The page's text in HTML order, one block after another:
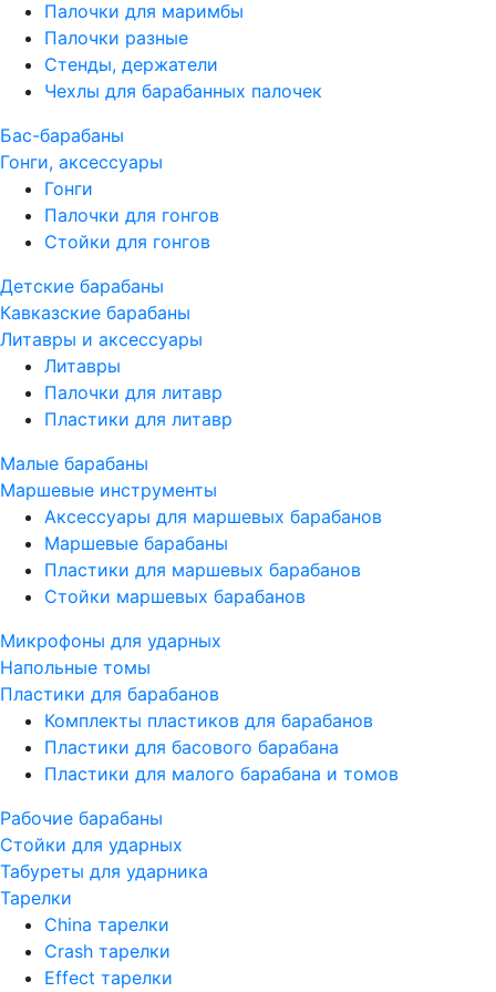
Палочки для маримбы
Палочки разные
Стенды, держатели
Чехлы для барабанных палочек
Бас-барабаны
Гонги, аксессуары
Гонги
Палочки для гонгов
Стойки для гонгов
Детские барабаны
Кавказские барабаны
Литавры и аксессуары
Литавры
Палочки для литавр
Пластики для литавр
Малые барабаны
Маршевые инструменты
Аксессуары для маршевых барабанов
Маршевые барабаны
Пластики для маршевых барабанов
Стойки маршевых барабанов
Микрофоны для ударных
Напольные томы
Пластики для барабанов
Комплекты пластиков для барабанов
Пластики для басового барабана
Пластики для малого барабана и томов
Рабочие барабаны
Стойки для ударных
Табуреты для ударника
Тарелки
China тарелки
Crash тарелки
Effect тарелки